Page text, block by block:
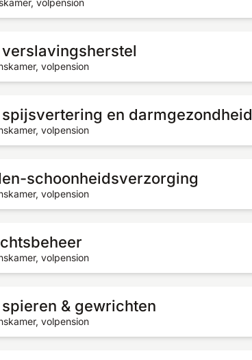
volpension
volpension
en darmgezondheid
volpension
schoonheidsverzorging
volpension
volpension
& gewrichten
volpension